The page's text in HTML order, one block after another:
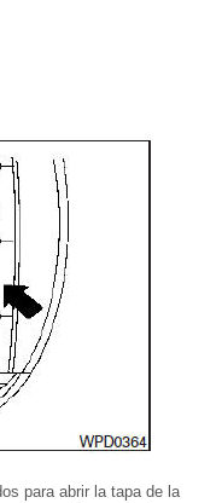
para abrir la tapa de la